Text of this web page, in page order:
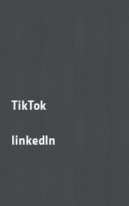
TikTok
linkedIn